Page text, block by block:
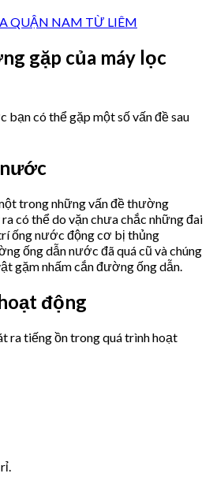
QUẬN NAM TỪ LIÊM
gặp của máy lọc
bạn có thể gặp một số vấn đề sau
trong những vấn đề thường
có thể do vặn chưa chắc những đai
ống nước động cơ bị thủng
ống dẫn nước đã quá cũ và chúng
gặm nhấm cắn đường ống dẫn.
động
ra tiếng ồn trong quá trình hoạt